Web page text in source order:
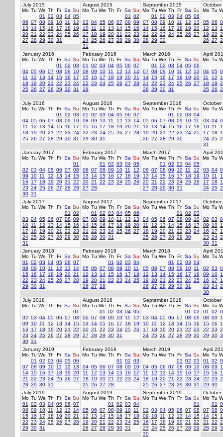
July 2015
Mo Tu We Th Fr Sa Su
01
02 03 04 05
06 07 08 09 10 11
12
13
14 15 16 17 18
19
20 21 22 23 24 25 26
27 28 29 30 31
August 2015
Mo Tu We Th Fr Sa Su
01
02
03 04 05 06 07 08 09
10 11 12 13 14 15 16
17
18 19 20 21 22 23
24 25 26 27 28 29 30
31
September 2015
Mo Tu We Th Fr Sa Su
01
02 03 04 05 06
07 08 09 10 11 12
13
14 15 16 17 18 19 20
21
22 23 24 25 26 27
28 29 30
October
Mo Tu
05 06
12
13
19 20
26 27
January 2016
Mo Tu We Th Fr Sa Su
01
02 03
04 05 06 07 08 09
10
11
12 13 14 15 16
17
18
19 20 21 22 23 24
25 26 27 28 29 30 31
February 2016
Mo Tu We Th Fr Sa Su
01
02 03 04 05 06 07
08 09 10 11 12 13
14
15 16 17 18 19 20 21
22 23 24 25 26 27 28
29
March 2016
Mo Tu We Th Fr Sa Su
01
02 03 04 05 06
07 08 09 10 11 12
13
14 15 16 17 18 19 20
21
22 23 24 25 26 27
28 29 30 31
April
Mo Tu
04 05
11
12
18
19
25 26
July 2016
Mo Tu We Th Fr Sa Su
01
02 03
04 05 06 07 08 09
10
11
12 13 14 15 16
17
18
19 20 21 22 23 24
25 26 27 28 29 30 31
August 2016
Mo Tu We Th Fr Sa Su
01
02 03 04 05 06 07
08 09 10 11 12 13
14
15 16 17 18 19 20 21
22 23 24 25 26 27 28
29 30 31
September 2016
Mo Tu We Th Fr Sa Su
01
02 03 04
05 06 07 08 09 10 11
12
13 14 15 16 17
18
19 20 21 22 23 24 25
26 27 28 29 30
October
Mo Tu
03 04
10 11
17
18
24 25
31
January 2017
Mo Tu We Th Fr Sa Su
01
02 03 04 05 06 07 08
09
10 11 12 13 14 15
16
17 18 19 20 21
22
23 24 25 26 27 28 29
30 31
February 2017
Mo Tu We Th Fr Sa Su
01
02 03 04 05
06 07 08 09 10 11
12
13
14 15 16 17 18
19
20 21 22 23 24 25 26
27 28
March 2017
Mo Tu We Th Fr Sa Su
01
02 03 04 05
06 07 08 09 10 11
12
13
14 15 16 17 18
19
20 21 22 23 24 25 26
27 28 29 30 31
April
Mo Tu
03 04
10 11
17
18
24 25
July 2017
Mo Tu We Th Fr Sa Su
01
02
03 04 05 06 07 08 09
10 11 12 13 14 15 16
17
18 19 20 21 22 23
24 25 26 27 28 29 30
31
August 2017
Mo Tu We Th Fr Sa Su
01
02 03 04 05 06
07 08 09 10 11 12
13
14 15 16 17 18 19 20
21
22 23 24 25 26 27
28 29 30 31
September 2017
Mo Tu We Th Fr Sa Su
01
02 03
04 05 06 07 08 09
10
11
12 13 14 15 16
17
18
19 20 21 22 23 24
25 26 27 28 29 30
October
Mo Tu
02 03
09
10
16
17
23 24
30 31
January 2018
Mo Tu We Th Fr Sa Su
01
02 03 04 05 06 07
08 09 10 11 12 13
14
15 16 17 18 19 20 21
22 23 24 25 26 27 28
29 30 31
February 2018
Mo Tu We Th Fr Sa Su
01
02 03 04
05 06 07 08 09 10 11
12
13 14 15 16 17
18
19 20 21 22 23 24 25
26 27 28
March 2018
Mo Tu We Th Fr Sa Su
01
02 03 04
05 06 07 08 09 10 11
12
13 14 15 16 17
18
19 20 21 22 23 24 25
26 27 28 29 30 31
April
Mo Tu
02 03
09
10
16
17
23 24
30
July 2018
Mo Tu We Th Fr Sa Su
01
02 03 04 05 06 07 08
09
10 11 12 13 14 15
16
17 18 19 20 21
22
23 24 25 26 27 28 29
30 31
August 2018
Mo Tu We Th Fr Sa Su
01
02 03 04 05
06 07 08 09 10 11
12
13
14 15 16 17 18
19
20 21 22 23 24 25 26
27 28 29 30 31
September 2018
Mo Tu We Th Fr Sa Su
01
02
03 04 05 06 07 08 09
10 11 12 13 14 15 16
17
18 19 20 21 22 23
24 25 26 27 28 29 30
October
Mo Tu
01
02
08 09
15 16
22 23
29 30
January 2019
Mo Tu We Th Fr Sa Su
01
02 03 04 05 06
07 08 09 10 11 12
13
14 15 16 17 18 19 20
21
22 23 24 25 26 27
28 29 30 31
February 2019
Mo Tu We Th Fr Sa Su
01
02 03
04 05 06 07 08 09
10
11
12 13 14 15 16
17
18
19 20 21 22 23 24
25 26 27 28
March 2019
Mo Tu We Th Fr Sa Su
01
02 03
04 05 06 07 08 09
10
11
12 13 14 15 16
17
18
19 20 21 22 23 24
25 26 27 28 29 30 31
April
Mo Tu
01
02
08 09
15 16
22 23
29 30
July 2019
Mo Tu We Th Fr Sa Su
01
02 03 04 05 06 07
08 09 10 11 12 13
14
15 16 17 18 19 20 21
22 23 24 25 26 27 28
29 30 31
August 2019
Mo Tu We Th Fr Sa Su
01
02 03 04
05 06 07 08 09 10 11
12
13 14 15 16 17
18
19 20 21 22 23 24 25
26 27 28 29 30 31
September 2019
Mo Tu We Th Fr Sa Su
01
02 03 04 05 06 07 08
09
10 11 12 13 14 15
16
17 18 19 20 21
22
23 24 25 26 27 28 29
30
October
Mo Tu
01
07 08
14 15
21
22
28 29